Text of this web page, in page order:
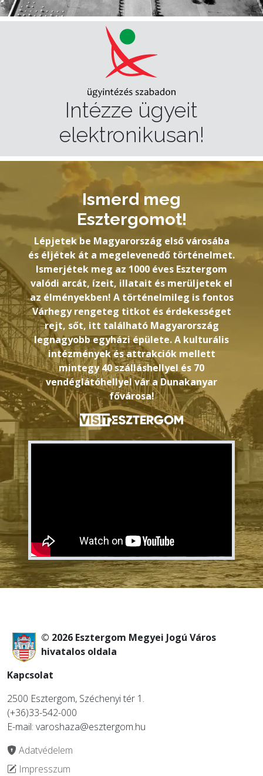
Intézze ügyeit
elektronikusan!
Ismerd meg
Esztergomot!
Lépjetek be Magyarország első városába
és éljétek át a megelevenedő történelmet.
Ismerjétek meg az 1000 éves Esztergom
valódi arcát, ízeit, illatait és merüljetek el
az élményekben! A történelmileg is fontos
Várhegy rengeteg titkot és érdekességet
rejt, sőt, itt található Magyarország
legnagyobb egyházi épülete. A kulturális
intézmények és attrakciók mellett
mintegy 40 szálláshellyel és 70
vendéglátóhellyel vár a Dunakanyar
fővárosa!
© 2026 Esztergom Megyei Jogú Város
hivatalos oldala
Kapcsolat
2500 Esztergom, Széchenyi tér 1.
(+36)33-542-000
E-mail: varoshaza@esztergom.hu
Adatvédelem
Impresszum